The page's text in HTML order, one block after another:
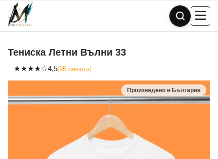
Skip
content
Тениска Летни Вълни 33
★★★★☆4,5(95 ревюта)